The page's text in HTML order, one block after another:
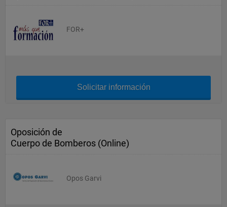
FOR+
Solicitar información
Oposición de
Cuerpo de Bomberos (Online)
Opos Garvi